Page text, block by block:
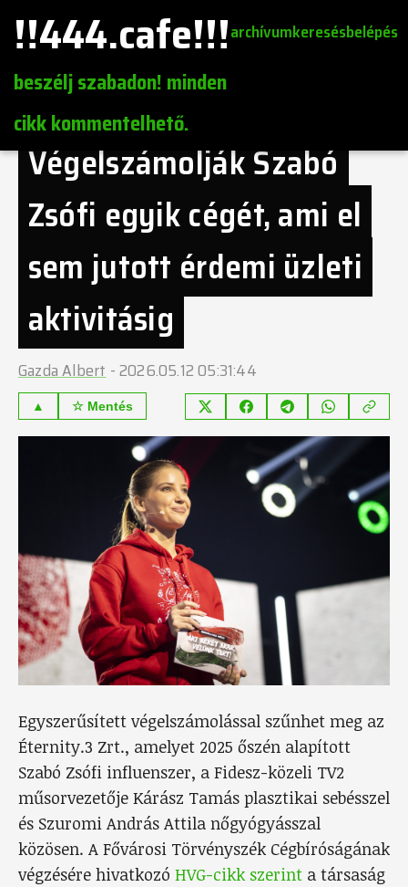
!!444.cafe!!!
beszélj szabadon! minden
cikk kommentelhető.
archívumkeresésbelépés
Végelszámolják Szabó
Zsófi egyik cégét, ami el
sem jutott érdemi üzleti
aktivitásig
Gazda Albert-2026.05.12 05:31:44
▲ ☆ Mentés
Egyszerűsített végelszámolással szűnhet meg az
Éternity.3 Zrt., amelyet 2025 őszén alapított
Szabó Zsófi influenszer, a Fidesz-közeli TV2
műsorvezetője Kárász Tamás plasztikai sebésszel
és Szuromi András Attila nőgyógyásszal
közösen. A Fővárosi Törvényszék Cégbíróságának
végzésére hivatkozó HVG-cikk szerint a társaság